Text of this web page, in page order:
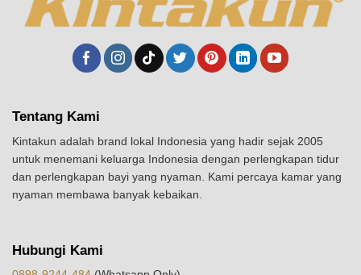
Tentang Kami
Kintakun adalah brand lokal Indonesia yang hadir sejak 2005
untuk menemani keluarga Indonesia dengan perlengkapan tidur
dan perlengkapan bayi yang nyaman. Kami percaya kamar yang
nyaman membawa banyak kebaikan.
Hubungi Kami